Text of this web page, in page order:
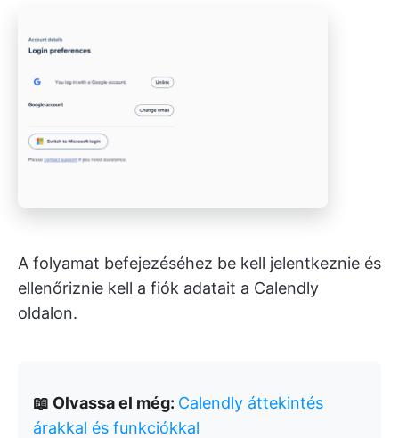
A folyamat befejezéséhez be kell jelentkeznie és
ellenőriznie kell a fiók adatait a Calendly
oldalon.
📖 Olvassa el még: Calendly áttekintés
árakkal és funkciókkal